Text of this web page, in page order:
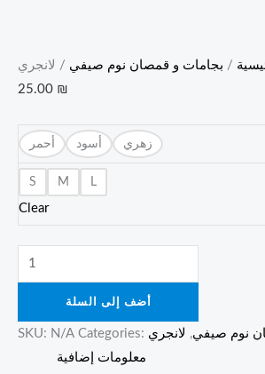
/ بجامات و قمصان نوم صيفي / لانجري
25.00 ₪
أحمر أسود زهري
S M L
Clear
أضف إلى السلة
SKU: N/A Categories: نوم صيفي, لانجري
معلومات إضافية